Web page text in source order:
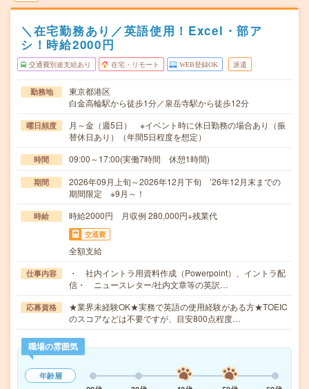
＼在宅勤務あり／英語使用！Excel・部ア
シ！時給2000円
交通費別途支給あり 在宅・リモート WEB登録OK 派遣
勤務地
東京都港区
白金高輪駅から徒歩1分／泉岳寺駅から徒歩12分
曜日頻度
月～金（週5日） ※イベント時に休日勤務の場合あり（振
替休日あり）（年間5日程度を想定）
時間 09:00～17:00(実働7時間 休憩1時間)
期間
2026年09月上旬～2026年12月下旬 ’26年12月末までの
期間限定 ※9月～！
時給 時給2000円 月収例 280,000円+残業代
交通費
全額支給
仕事内容
・ 社内イントラ用資料作成（Powerpoint）、イントラ配
信・ ニュースレター/社内文章等の英訳…
応募資格
★業界未経験OK★実務で英語の使用経験がある方★TOEIC
のスコアなどは不要ですが、目安800点程度…
職場の雰囲気
年齢層